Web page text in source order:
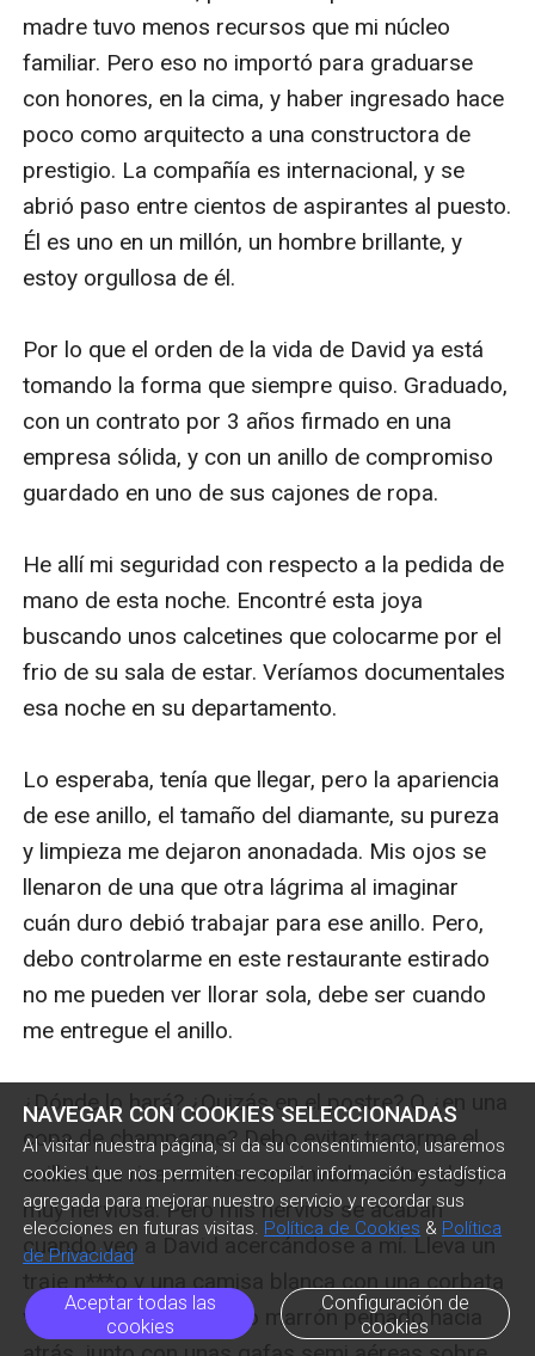
NAVEGAR CON COOKIES SELECCIONADAS
Al visitar nuestra página, si da su consentimiento, usaremos
cookies que nos permiten recopilar información estadística
agregada para mejorar nuestro servicio y recordar sus
elecciones en futuras visitas. Política de Cookies & Política
de Privacidad
Aceptar todas las
cookies
Configuración de
cookies